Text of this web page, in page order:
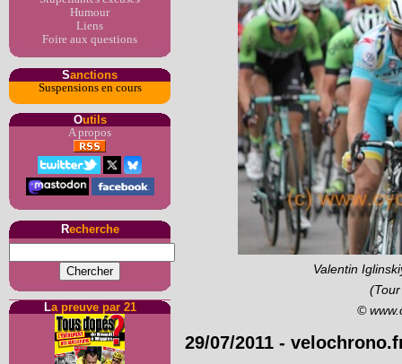
Humour
Liens
Foire aux questions
Sanctions
Suspensions en cours
Outils
A propos
Recherche
La preuve par 21
Valentin
©
29/07/2011 -